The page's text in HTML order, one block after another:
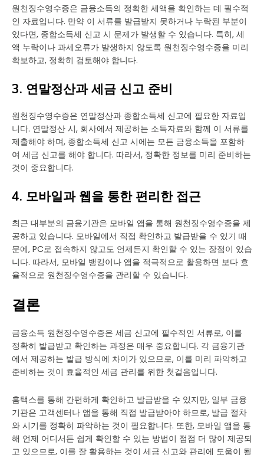
원천징수영수증은 금융소득의 정확한 세액을 확인하는 데 필수적
인 자료입니다. 만약 이 서류를 발급받지 못하거나 누락된 부분이
있다면, 종합소득세 신고 시 문제가 발생할 수 있습니다. 특히, 세
액 누락이나 과세오류가 발생하지 않도록 원천징수영수증을 미리
확보하고, 정확히 검토해야 합니다.
3. 연말정산과 세금 신고 준비
원천징수영수증은 연말정산과 종합소득세 신고에 필요한 자료입
니다. 연말정산 시, 회사에서 제공하는 소득자료와 함께 이 서류를
제출해야 하며, 종합소득세 신고 시에는 모든 금융소득을 포함하
여 세금 신고를 해야 합니다. 따라서, 정확한 정보를 미리 준비하는
것이 중요합니다.
4. 모바일과 웹을 통한 편리한 접근
최근 대부분의 금융기관은 모바일 앱을 통해 원천징수영수증을 제
공하고 있습니다. 모바일에서 직접 확인하고 발급받을 수 있기 때
문에, PC로 접속하지 않고도 언제든지 확인할 수 있는 장점이 있습
니다. 따라서, 모바일 뱅킹이나 앱을 적극적으로 활용하면 보다 효
율적으로 원천징수영수증을 관리할 수 있습니다.
결론
금융소득 원천징수영수증은 세금 신고에 필수적인 서류로, 이를
정확히 발급받고 확인하는 과정은 매우 중요합니다. 각 금융기관
에서 제공하는 발급 방식에 차이가 있으므로, 이를 미리 파악하고
준비하는 것이 효율적인 세금 관리를 위한 첫걸음입니다.
홈택스를 통해 간편하게 확인하고 발급받을 수 있지만, 일부 금융
기관은 고객센터나 앱을 통해 직접 발급받아야 하므로, 발급 절차
와 시기를 정확히 파악하는 것이 필요합니다. 또한, 모바일 앱을 통
해 언제 어디서든 쉽게 확인할 수 있는 방법이 점점 더 많이 제공되
고 있으므로, 이를 잘 활용하는 것이 세금 신고와 관리에 도움이 될